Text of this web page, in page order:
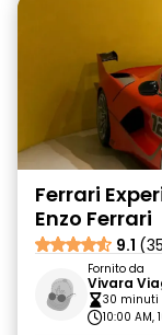
Ferrari
Enzo Ferrari
9.1
Fornito da
Vivara
30 minuti
10:00 AM,